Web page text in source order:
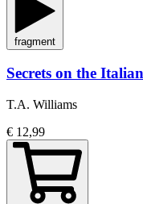
fragment
Secrets on the
T.A. Williams
€ 12,99